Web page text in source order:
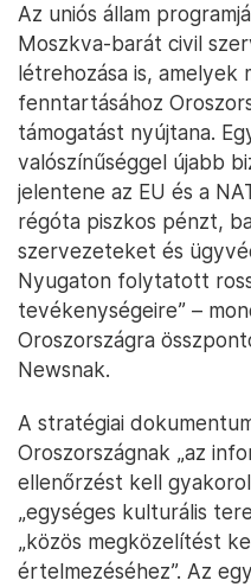
Az uniós állam
Moszkva-barát civil
létrehozása is, amelyek
fenntartásához
támogatást nyújtana.
valószínűséggel újabb
jelentene az EU és a
régóta piszkos pénzt,
szervezeteket és
Nyugaton folytatott
tevékenységeire” –
Oroszországra
Newsnak.
A stratégiai
Oroszországnak „az
ellenőrzést kell
„egységes kulturális
„közös megközelítést
értelmezéséhez”. Az